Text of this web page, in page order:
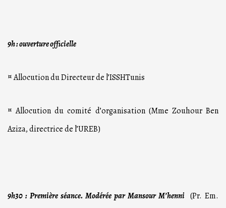
9h : ouverture officielle
¤ Allocution du Directeur de l’ISSHTunis
¤ Allocution du comité d’organisation (Mme Zouhour Ben
Aziza, directrice de l’UREB)
9h30 : Première séance. Modérée par Mansour M’henni (Pr. Em.